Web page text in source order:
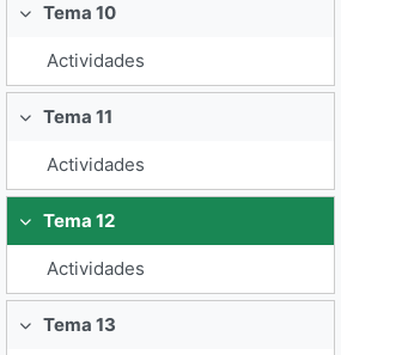
Colapsar
Tema 10
Actividades
Colapsar
Tema 11
Actividades
Colapsar
Tema 12
Actividades
Colapsar
Tema 13